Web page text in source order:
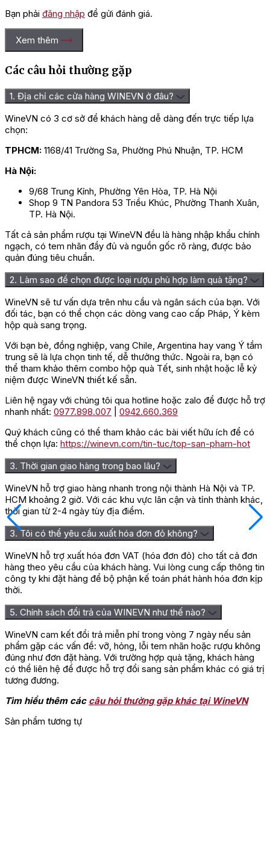
Bạn phải đăng nhập để gửi đánh giá.
Xem thêm
Các câu hỏi thường gặp
1. Địa chỉ các cửa hàng WINEVN ở đâu?
WineVN có 3 cơ sở để khách hàng dễ dàng đến trực tiếp lựa
chọn:
TPHCM: 1168/41 Trường Sa, Phường Phú Nhuận, TP. HCM
Hà Nội:
9/68 Trung Kính, Phường Yên Hòa, TP. Hà Nội
Shop 9 TN Pandora 53 Triều Khúc, Phường Thanh Xuân,
TP. Hà Nội.
Tất cả sản phẩm rượu tại WineVN đều là hàng nhập khẩu chính
ngạch, có tem nhãn đầy đủ và nguồn gốc rõ ràng, được bảo
quản đúng tiêu chuẩn.
2. Làm sao để chọn được loại rượu phù hợp làm quà tặng?
WineVN sẽ tư vấn dựa trên nhu cầu và ngân sách của bạn. Với
đối tác, bạn có thể chọn các dòng vang cao cấp Pháp, Ý kèm
hộp quà sang trọng.
Với bạn bè, đồng nghiệp, vang Chile, Argentina hay vang Ý tầm
trung sẽ là lựa chọn tinh tế, dễ thưởng thức. Ngoài ra, bạn có
thể tham khảo thêm combo hộp quà Tết, sinh nhật hoặc lễ kỷ
niệm được WineVN thiết kế sẵn.
Liên hệ ngay với chúng tôi qua hotline hoặc zalo để được hỗ trợ
nhanh nhất: 0977.898.007
0942.660.369
Quý khách cũng có thể tham khảo các bài viết hữu ích để có
thể chọn lựa: https://winevn.com/tin-tuc/top-san-pham-hot
3. Thời gian giao hàng trong bao lâu?
WineVN hỗ trợ giao hàng nhanh trong nội thành Hà Nội và TP.
HCM khoảng 2 giờ. Với các khu vực lân cận và tỉnh thành khác,
thời gian từ 2-4 ngày tùy địa điểm.
3. Tôi có thể yêu cầu xuất hóa đơn đỏ không?
WineVN hỗ trợ xuất hóa đơn VAT (hóa đơn đỏ) cho tất cả đơn
hàng theo yêu cầu của khách hàng. Vui lòng cung cấp thông tin
công ty khi đặt hàng để bộ phận kế toán phát hành hóa đơn kịp
thời.
5. Chính sách đổi trả của WINEVN như thế nào?
WineVN cam kết đổi trả miễn phí trong vòng 7 ngày nếu sản
phẩm gặp các vấn đề: vỡ, hỏng, lỗi tem nhãn hoặc rượu không
đúng như đơn đặt hàng. Với trường hợp quà tặng, khách hàng
có thể liên hệ để được hỗ trợ đổi sang sản phẩm khác có giá trị
tương đương.
Tìm hiểu thêm các câu hỏi thường gặp khác tại WineVN
Sản phẩm tương tự